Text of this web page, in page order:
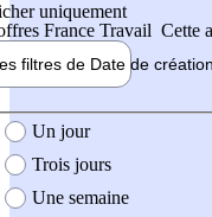
uniquement
France Travail Cette
filtres de Date de création
création de l'offre
Un jour
Trois jours
Une semaine